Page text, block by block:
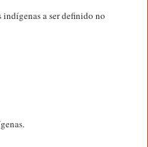
a ser definido no